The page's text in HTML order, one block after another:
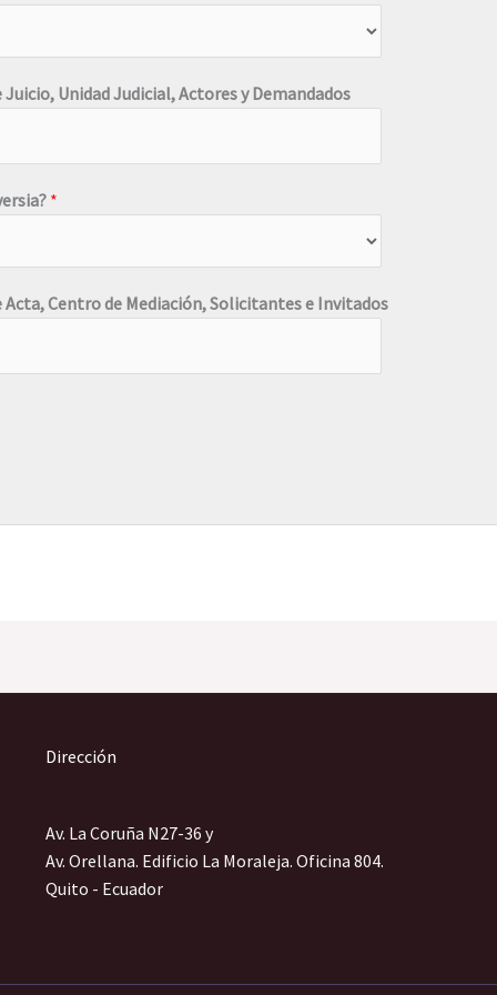
Unidad Judicial, Actores y Demandados
*
Centro de Mediación, Solicitantes e Invitados
Dirección
Av. La Coruña N27-36 y
Av. Orellana. Edificio La Moraleja. Oficina 804.
Quito - Ecuador